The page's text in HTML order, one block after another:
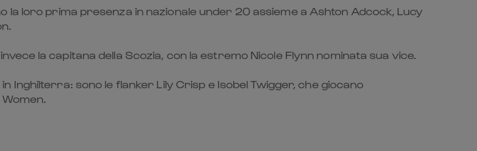
loro prima presenza in nazionale under 20 assieme a Ashton Adcock, Lucy
la capitana della Scozia, con la estremo Nicole Flynn nominata sua vice.
Inghilterra: sono le flanker Lily Crisp e Isobel Twigger, che giocano